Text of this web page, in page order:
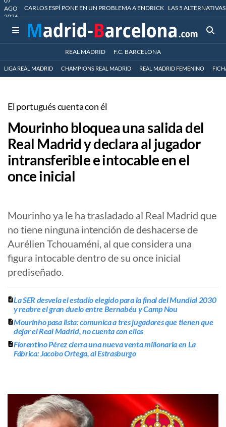
AGO
2026
CARLOS ESPÍ PONE EN UN PROBLEMA A ENDRICK LAS 5
REAL MADRID F.C. BARCELONA
LIGA REAL MADRID CHAMPIONS REAL MADRID REAL MADRID FEMENINO
El portugués cuenta con él
Mourinho bloquea una salida del
Real Madrid y declara al jugador
intransferible e intocable en el
once inicial
Mourinho ya le ha trasladado al Real Madrid que
no tiene ninguna intención de deshacerse de
Aurélien Tchouaméni, al que considera una
figura intocable dentro de su once inicial
prediseñado.
La SER desvela el estadio elegido para la final del Mundial 2030
y reabre el gran duelo entre Bernabéu y Camp Nou
Mourinho pasa lista: comunica a tres jugadores que tienen que
dejar el Real Madrid, no cuenta con ellos
Florentino Pérez cierra una nueva venta millonaria en La
Fábrica: Jacobo Ortega, al Estrasburgo